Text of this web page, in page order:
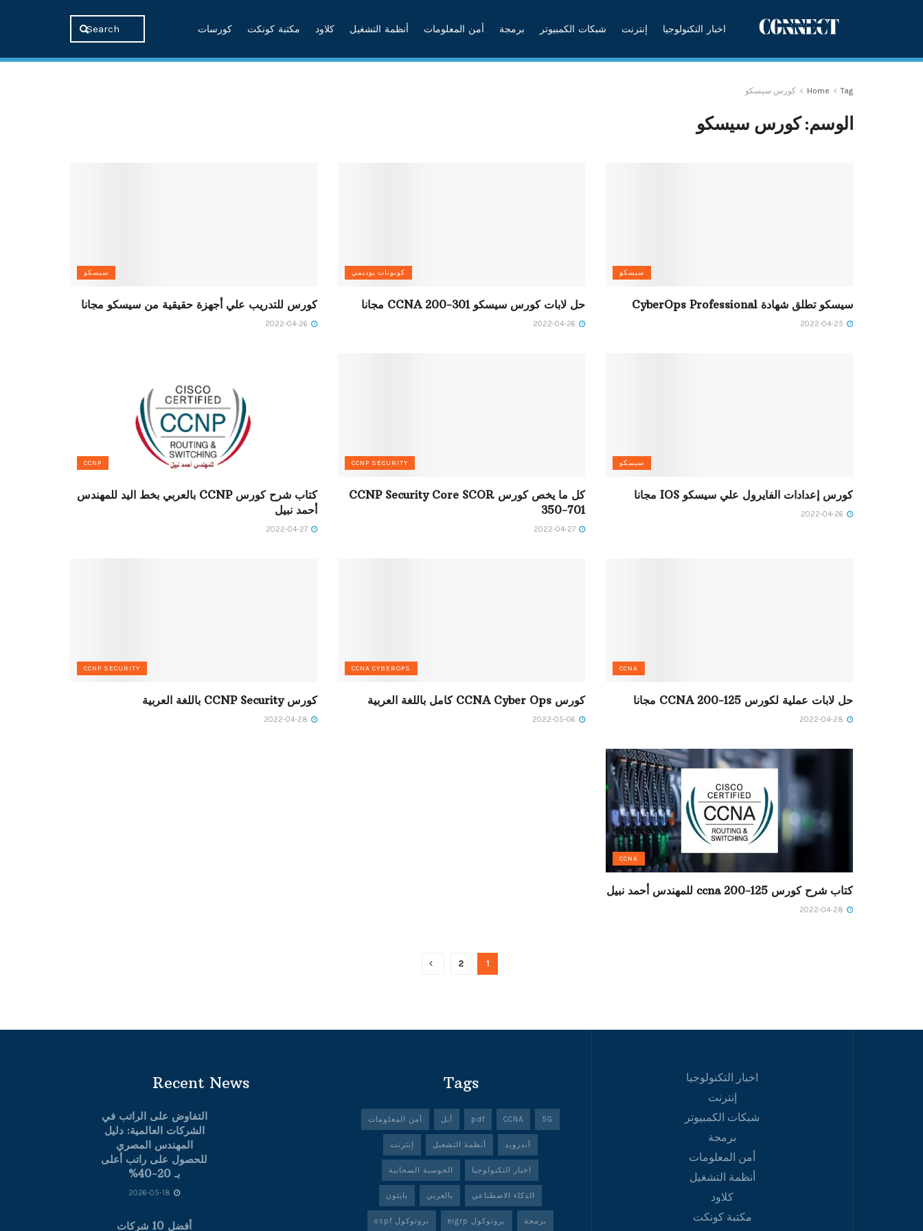
اخبار التكنولوجيا إنترنت شبكات الكمبيوتر برمجة أمن المعلومات أنظمة التشغيل كلاود مكتبة كونكت كورسات
Home Tag كورس سيسكو
الوسم:كورس سيسكو
سيسكو
سيسكو تطلق شهادة CyberOps Professional
كوبونات يوديمي
حل لابات كورس سيسكو CCNA 200-301 مجانا
سيسكو
كورس للتدريب علي أجهزة حقيقية من سيسكو مجانا
سيسكو
كورس إعدادات الفايرول علي سيسكو IOS مجانا
CCNP SECURITY
كل ما يخص كورس CCNP Security Core SCOR
350-701
CCNP
كتاب شرح كورس CCNP بالعربي بخط اليد للمهندس
أحمد نبيل
CCNA
حل لابات عملية لكورس CCNA 200-125 مجانا
CCNA CYBEROPS
كورس CCNA Cyber Ops كامل باللغة العربية
CCNP SECURITY
كورس CCNP Security باللغة العربية
CCNA
كتاب شرح كورس ccna 200-125 للمهندس أحمد نبيل
1
2
اخبار التكنولوجيا
إنترنت
شبكات الكمبيوتر
برمجة
أمن المعلومات
أنظمة التشغيل
كلاود
مكتبة كونكت
Tags
5G
CCNA
pdf أبل أمن المعلومات
أندرويد أنظمة التشغيل إنترنت
اخبار التكنولوجيا الحوسبة السحابية
الذكاء الاصطناعي بالعربي بايثون
برمجة بروتوكول eigrp بروتوكول ospf
Recent News
التفاوض على الراتب في
الشركات العالمية: دليل
المهندس المصري
للحصول على راتب أعلى
بـ 20-40%
أفضل 10 شركات